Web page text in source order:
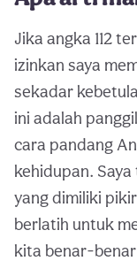
Jika angka 112
izinkan saya
sekadar
ini adalah
cara pandang
kehidupan.
yang dimiliki
berlatih untuk
kita benar-